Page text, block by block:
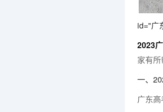
id="广
2023
家有所
一、
广东高